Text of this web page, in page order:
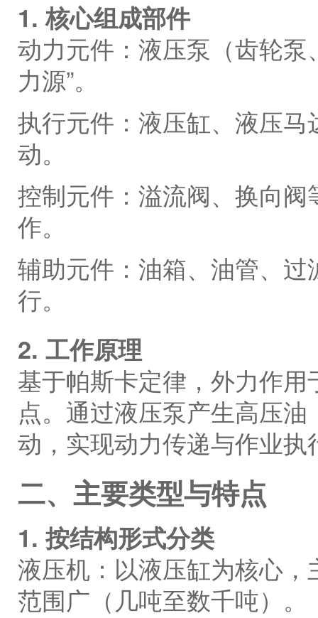
1. 核心组成部件
动力元件：液压泵（齿轮
力源”。
执行元件：液压缸、液压
动。
控制元件：溢流阀、换向
作。
辅助元件：油箱、油管、
行。
2. 工作原理
基于帕斯卡定律，外力作
点。通过液压泵产生高压
动，实现动力传递与作业执
二、主要类型与特点
1. 按结构形式分类
液压机：以液压缸为核心
范围广（几吨至数千吨）。